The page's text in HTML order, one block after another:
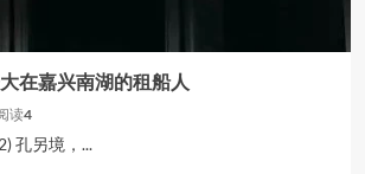
在嘉兴南湖的租船人
读4
孔另境，...